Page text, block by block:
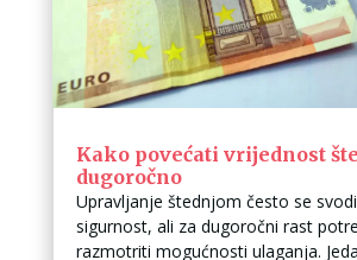
Kako povećati vrijednost
dugoročno
Upravljanje štednjom često se
sigurnost, ali za dugoročni rast
razmotriti mogućnosti ulaganja.